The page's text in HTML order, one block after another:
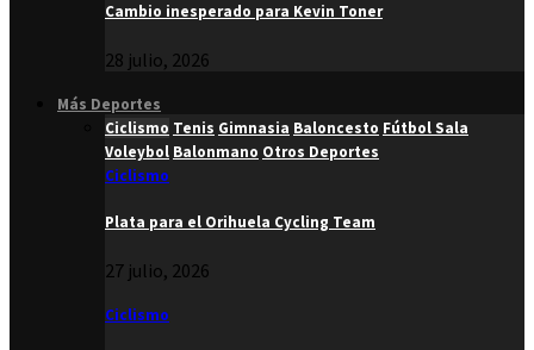
Cambio inesperado para Kevin Toner
28 julio, 2026
Más Deportes
Ciclismo Tenis Gimnasia Baloncesto Fútbol Sala
Voleybol Balonmano Otros Deportes
Ciclismo
Plata para el Orihuela Cycling Team
27 julio, 2026
Ciclismo